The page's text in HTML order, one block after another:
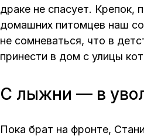
драке не спасует. Крепок,
домашних питомцев наш
не сомневаться, что в
принести в дом с улицы
С лыжни — в
Пока брат на фронте,